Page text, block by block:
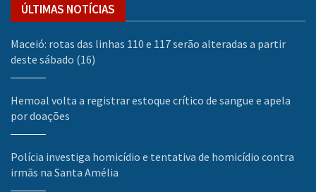
ÚLTIMAS NOTÍCIAS
Maceió: rotas das linhas 110 e 117 serão alteradas a partir
deste sábado (16)
Hemoal volta a registrar estoque crítico de sangue e apela
por doações
Polícia investiga homicídio e tentativa de homicídio contra
irmãs na Santa Amélia